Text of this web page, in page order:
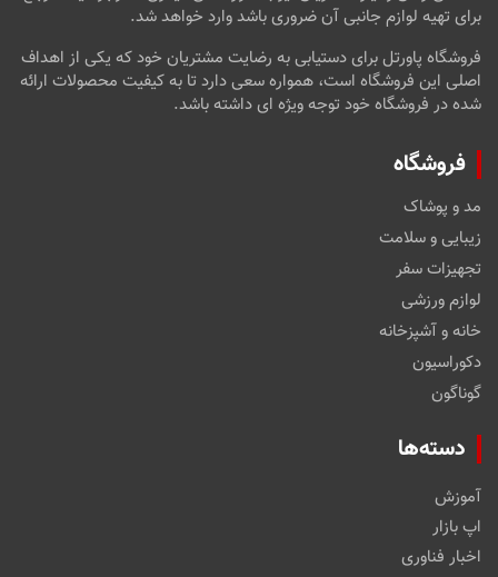
برای تهیه لوازم جانبی آن ضروری باشد وارد خواهد شد.
فروشگاه پاورتل برای دستیابی به رضایت مشتریان خود که یکی از اهداف
اصلی این فروشگاه است، همواره سعی دارد تا به کیفیت محصولات ارائه
شده در فروشگاه خود توجه ویژه ای داشته باشد.
فروشگاه
مد و پوشاک
زیبایی و سلامت
تجهیزات سفر
لوازم ورزشی
خانه و آشپزخانه
دکوراسیون
گوناگون
دسته‌ها
آموزش
اپ بازار
اخبار فناوری